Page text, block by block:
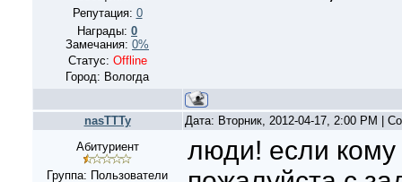
Репутация: 0
Награды: 0
Замечания: 0%
Статус: Offline
Город: Вологда
nasTTTy
Дата: Вторник, 2012-04-17, 2:00 PM |
Абитуриент
Группа: Пользователи
люди! если кому